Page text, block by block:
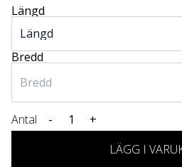
Längd
Bredd
Antal -
+
LÄGG I